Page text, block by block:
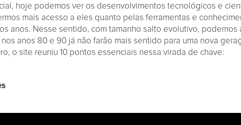
hoje podemos ver os desenvolvimentos tecnológicos e
mais acesso a eles quanto pelas ferramentas e
anos. Nesse sentido, com tamanho salto evolutivo, podemos
anos 80 e 90 já não farão mais sentido para uma nova
o site reuniu 10 pontos essenciais nessa virada de chave: